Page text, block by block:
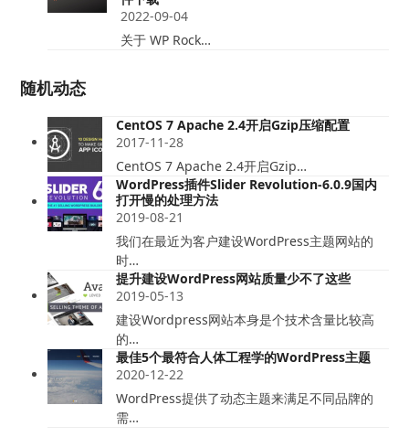
2022-09-04
关于 WP Rock…
随机动态
CentOS 7 Apache 2.4开启Gzip压缩配置
2017-11-28
CentOS 7 Apache 2.4开启Gzip…
WordPress插件Slider Revolution-6.0.9国内
打开慢的处理方法
2019-08-21
我们在最近为客户建设WordPress主题网站的
时…
提升建设WordPress网站质量少不了这些
2019-05-13
建设Wordpress网站本身是个技术含量比较高
的…
最佳5个最符合人体工程学的WordPress主题
2020-12-22
WordPress提供了动态主题来满足不同品牌的
需…